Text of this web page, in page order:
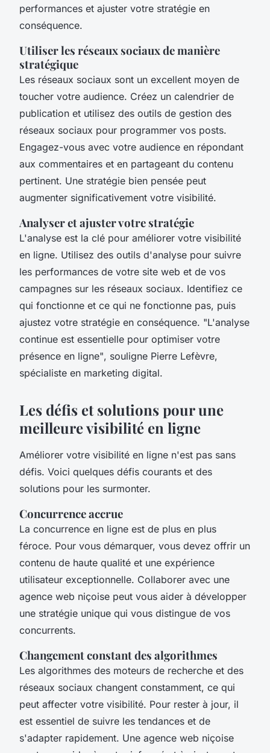
performances et ajuster votre stratégie en
conséquence.
Utiliser les réseaux sociaux de manière
stratégique
Les réseaux sociaux sont un excellent moyen de
toucher votre audience. Créez un calendrier de
publication et utilisez des outils de gestion des
réseaux sociaux pour programmer vos posts.
Engagez-vous avec votre audience en répondant
aux commentaires et en partageant du contenu
pertinent. Une stratégie bien pensée peut
augmenter significativement votre visibilité.
Analyser et ajuster votre stratégie
L'analyse est la clé pour améliorer votre visibilité
en ligne. Utilisez des outils d'analyse pour suivre
les performances de votre site web et de vos
campagnes sur les réseaux sociaux. Identifiez ce
qui fonctionne et ce qui ne fonctionne pas, puis
ajustez votre stratégie en conséquence. "L'analyse
continue est essentielle pour optimiser votre
présence en ligne", souligne Pierre Lefèvre,
spécialiste en marketing digital.
Les défis et solutions pour une
meilleure visibilité en ligne
Améliorer votre visibilité en ligne n'est pas sans
défis. Voici quelques défis courants et des
solutions pour les surmonter.
Concurrence accrue
La concurrence en ligne est de plus en plus
féroce. Pour vous démarquer, vous devez offrir un
contenu de haute qualité et une expérience
utilisateur exceptionnelle. Collaborer avec une
agence web niçoise peut vous aider à développer
une stratégie unique qui vous distingue de vos
concurrents.
Changement constant des algorithmes
Les algorithmes des moteurs de recherche et des
réseaux sociaux changent constamment, ce qui
peut affecter votre visibilité. Pour rester à jour, il
est essentiel de suivre les tendances et de
s'adapter rapidement. Une agence web niçoise